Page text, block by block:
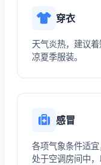
穿衣
天气炎热，建议
凉夏季服装。
感冒
各项气象条件适
处于空调房间中，